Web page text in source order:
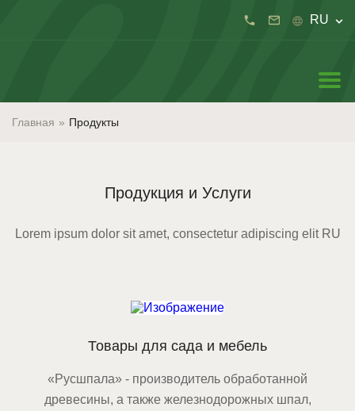
RU
Главная » Продукты
Продукция и Услуги
Lorem ipsum dolor sit amet, consectetur adipiscing elit RU
Товары для сада и мебель
«Русшпала» - производитель обработанной
древесины, а также железнодорожных шпал,